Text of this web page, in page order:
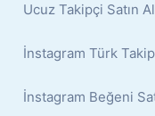
Ucuz Takipçi Satın Al
İnstagram Türk
İnstagram Beğeni